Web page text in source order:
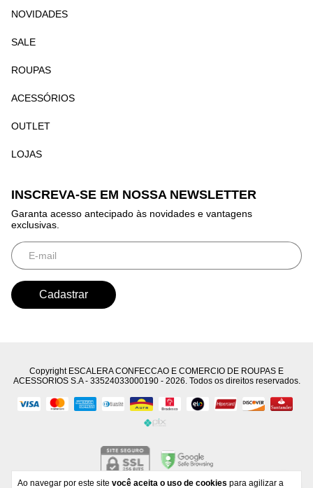
Ao navegar por este site você aceita o uso de cookies para agilizar a
NOVIDADES
SALE
ROUPAS
ACESSÓRIOS
OUTLET
LOJAS
INSCREVA-SE EM NOSSA NEWSLETTER
Garanta acesso antecipado às novidades e vantagens
exclusivas.
Copyright ESCALERA CONFECCAO E COMERCIO DE ROUPAS E
ACESSORIOS S.A - 33524033000190 - 2026. Todos os direitos reservados.